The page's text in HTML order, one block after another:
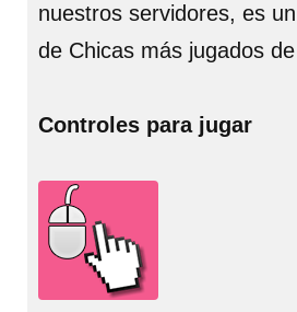
nuestros servidores, es
de Chicas más jugados
Controles para jugar